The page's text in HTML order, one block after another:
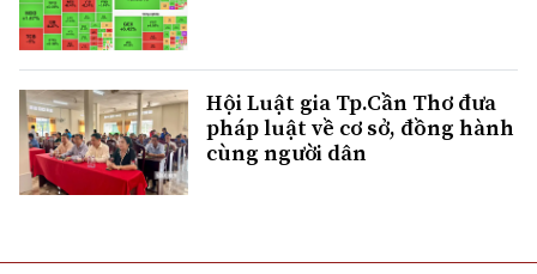
Hội Luật gia Tp.Cần Thơ đưa
pháp luật về cơ sở, đồng hành
cùng người dân